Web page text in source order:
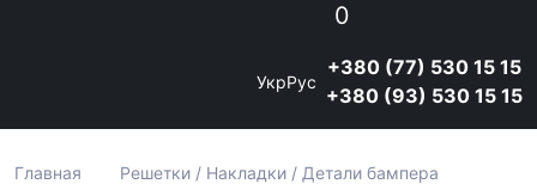
0
УкрРус
+380 (77) 530 15 15
+380 (93) 530 15 15
Главная
Решетки / Накладки / Детали бампера